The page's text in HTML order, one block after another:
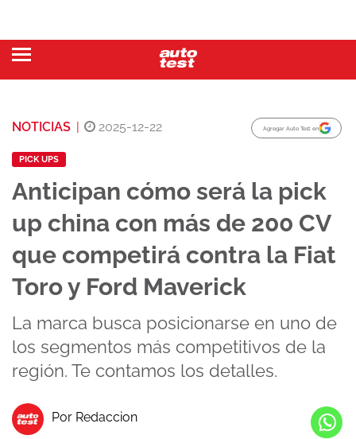
NOTICIAS | 2025-12-22 Agregar Auto Test en
PICK UPS
Anticipan cómo será la pick
up china con más de 200 CV
que competirá contra la Fiat
Toro y Ford Maverick
La marca busca posicionarse en uno de
los segmentos más competitivos de la
región. Te contamos los detalles.
Por Redaccion